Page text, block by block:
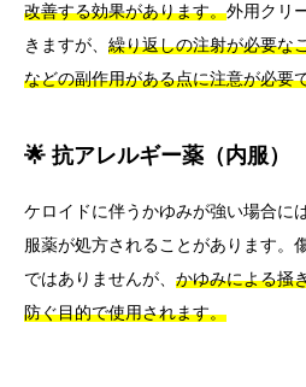
改善する効果があります。外用クリ
きますが、 繰り返しの注射が必要な
などの副作用がある点に注意が必要
🌟 抗アレルギー薬（内服）
ケロイドに伴うかゆみが強い場合に
服薬が処方されることがあります。
ではありませんが、 かゆみによる掻
防ぐ目的で使用されます。